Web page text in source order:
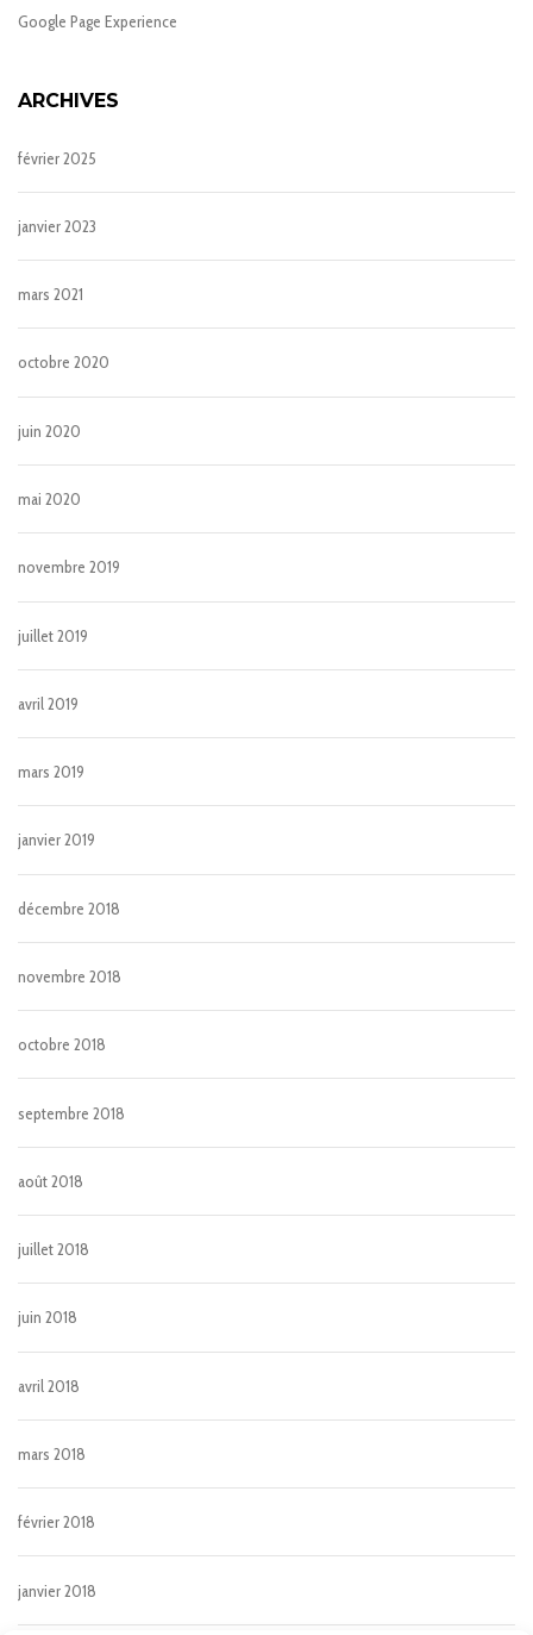
Google Page Experience
ARCHIVES
février 2025
janvier 2023
mars 2021
octobre 2020
juin 2020
mai 2020
novembre 2019
juillet 2019
avril 2019
mars 2019
janvier 2019
décembre 2018
novembre 2018
octobre 2018
septembre 2018
août 2018
juillet 2018
juin 2018
avril 2018
mars 2018
février 2018
janvier 2018